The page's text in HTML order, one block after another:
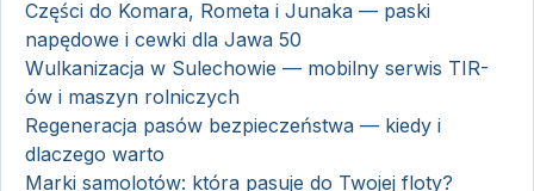
Części do Komara, Rometa i Junaka — paski
napędowe i cewki dla Jawa 50
Wulkanizacja w Sulechowie — mobilny serwis TIR-
ów i maszyn rolniczych
Regeneracja pasów bezpieczeństwa — kiedy i
dlaczego warto
Marki samolotów: która pasuje do Twojej floty?